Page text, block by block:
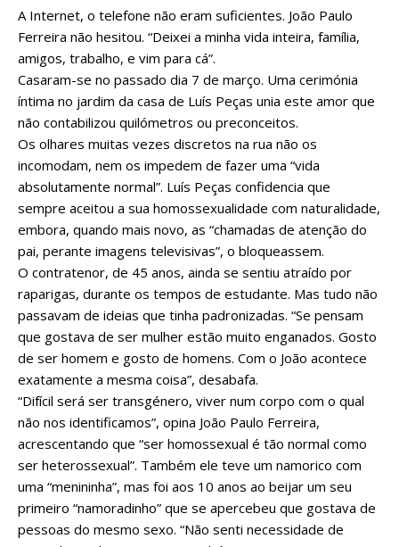
A Internet, o telefone não eram suficientes. João Paulo
Ferreira não hesitou. “Deixei a minha vida inteira, família,
amigos, trabalho, e vim para cá”.
Casaram-se no passado dia 7 de março. Uma cerimónia
íntima no jardim da casa de Luís Peças unia este amor que
não contabilizou quilómetros ou preconceitos.
Os olhares muitas vezes discretos na rua não os
incomodam, nem os impedem de fazer uma “vida
absolutamente normal”. Luís Peças confidencia que
sempre aceitou a sua homossexualidade com naturalidade,
embora, quando mais novo, as “chamadas de atenção do
pai, perante imagens televisivas”, o bloqueassem.
O contratenor, de 45 anos, ainda se sentiu atraído por
raparigas, durante os tempos de estudante. Mas tudo não
passavam de ideias que tinha padronizadas. “Se pensam
que gostava de ser mulher estão muito enganados. Gosto
de ser homem e gosto de homens. Com o João acontece
exatamente a mesma coisa”, desabafa.
“Difícil será ser transgénero, viver num corpo com o qual
não nos identificamos”, opina João Paulo Ferreira,
acrescentando que “ser homossexual é tão normal como
ser heterossexual”. Também ele teve um namorico com
uma “menininha”, mas foi aos 10 anos ao beijar um seu
primeiro “namoradinho” que se apercebeu que gostava de
pessoas do mesmo sexo. “Não senti necessidade de